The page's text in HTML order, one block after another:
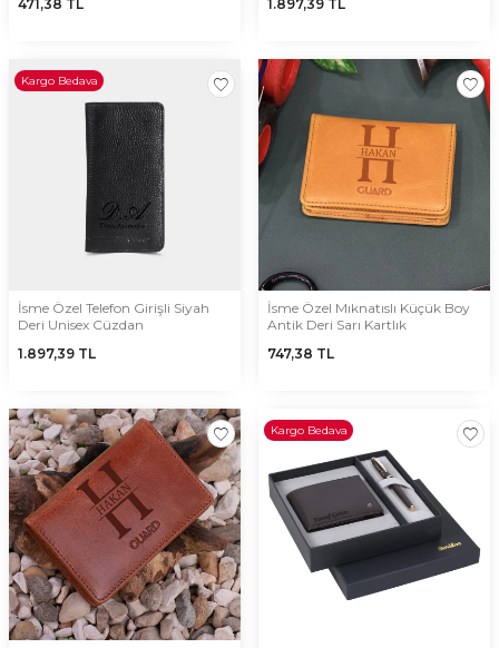
471,38 TL 1.897,39 TL
Kargo Bedava
İsme Özel Telefon Girişli Siyah
Deri Unisex Cüzdan
1.897,39 TL
İsme Özel Mıknatıslı Küçük Boy
Antik Deri Sarı Kartlık
747,38 TL
Kargo Bedava